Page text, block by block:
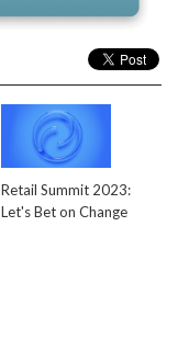
Retail Summit 2023:
Let's Bet on Change